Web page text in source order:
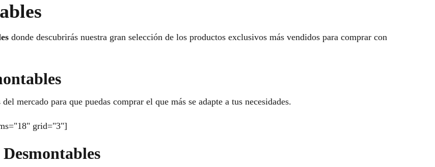
donde descubrirás nuestra gran selección de los productos exclusivos más vendidos para comprar con
mercado para que puedas comprar el que más se adapte a tus necesidades.
grid="3"]